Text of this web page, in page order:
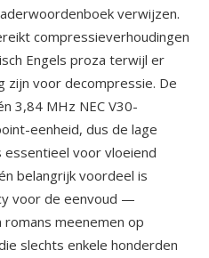
verwijzen.
compressieverhoudingen
Engels proza terwijl er
zijn voor decompressie. De
3,84 MHz NEC V30-
eenheid, dus de lage
essentieel voor vloeiend
belangrijk voordeel is
voor de eenvoud —
meenemen op
slechts enkele honderden